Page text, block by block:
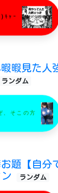
)ｷｬｰ
暇見た人
ランダム
、そこの方
お題【自分
ランダム